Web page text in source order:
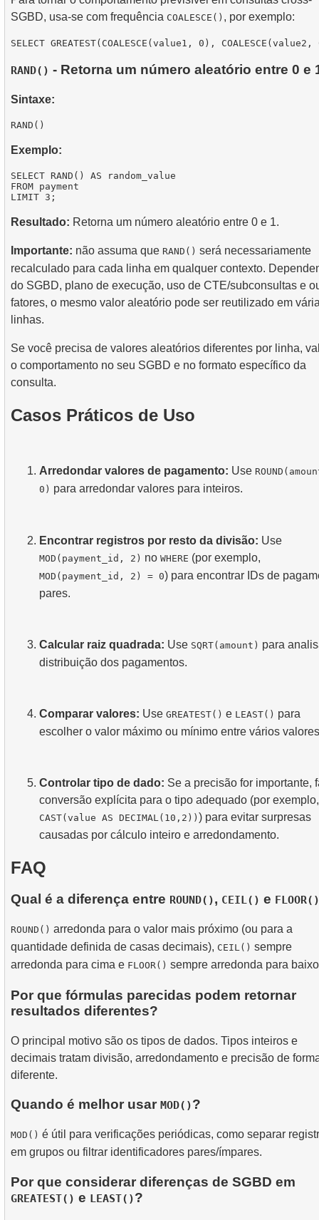
SGBD, usa-se com frequência COALESCE() , por exemplo:
RAND() - Retorna um número aleatório entre 0 e
Sintaxe:
Exemplo:
SELECT RAND() AS random_value
FROM payment
Resultado: Retorna um número aleatório entre 0 e 1.
Importante: não assuma que RAND() será necessariamente
recalculado para cada linha em qualquer contexto.
do SGBD, plano de execução, uso de CTE/subconsultas e
fatores, o mesmo valor aleatório pode ser reutilizado em
linhas.
Se você precisa de valores aleatórios diferentes por linha,
o comportamento no seu SGBD e no formato específico da
consulta.
Casos Práticos de Uso
Arredondar valores de pagamento: Use
0) para arredondar valores para inteiros.
Encontrar registros por resto da divisão: Use
MOD(payment_id, 2) no WHERE (por exemplo,
MOD(payment_id, 2) = 0) para encontrar IDs de
pares.
Calcular raiz quadrada: Use SQRT(amount) para
distribuição dos pagamentos.
Comparar valores: Use GREATEST() e LEAST() para
escolher o valor máximo ou mínimo entre vários
Controlar tipo de dado: Se a precisão for importante,
conversão explícita para o tipo adequado (por exemplo,
CAST(value AS DECIMAL(10,2)) ) para evitar surpresas
causadas por cálculo inteiro e arredondamento.
FAQ
Qual é a diferença entre ROUND(), CEIL() e FLOOR()
ROUND() arredonda para o valor mais próximo (ou para a
quantidade definida de casas decimais), CEIL() sempre
arredonda para cima e FLOOR() sempre arredonda para
Por que fórmulas parecidas podem retornar
resultados diferentes?
O principal motivo são os tipos de dados. Tipos inteiros e
decimais tratam divisão, arredondamento e precisão de
diferente.
Quando é melhor usar MOD()?
MOD() é útil para verificações periódicas, como separar
em grupos ou filtrar identificadores pares/ímpares.
Por que considerar diferenças de SGBD em
GREATEST() e LEAST()?